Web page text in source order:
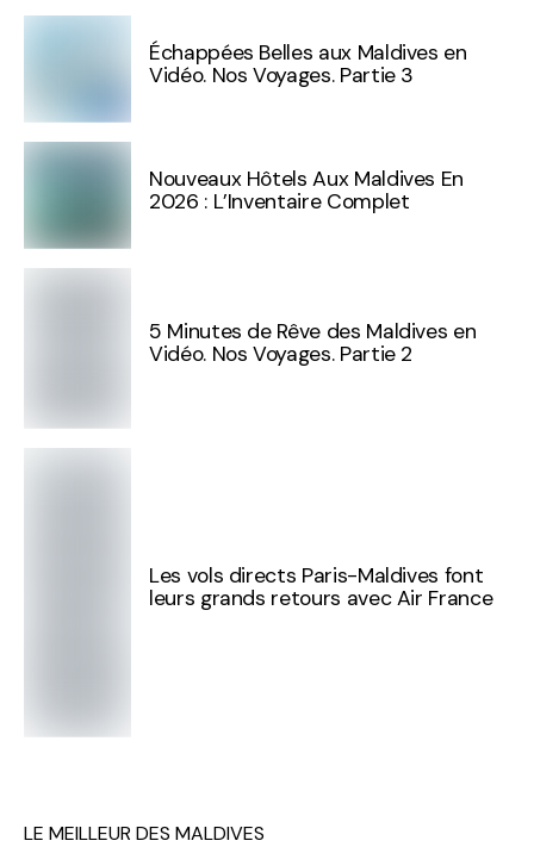
Échappées Belles aux Maldives en
Vidéo. Nos Voyages. Partie 3
Nouveaux Hôtels Aux Maldives En
2026 : L’Inventaire Complet
5 Minutes de Rêve des Maldives en
Vidéo. Nos Voyages. Partie 2
Les vols directs Paris-Maldives font
leurs grands retours avec Air France
LE MEILLEUR DES MALDIVES